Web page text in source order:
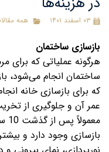
۰۳ اسفند ۱۴۰۱ همه
بازسازی ساختمان
هرگونه عملیاتی که برای
ساختمان انجام می‌شود،
که برای بازسازی خانه
عمر آن و جلوگیری از
بازسازی وجود دارد و